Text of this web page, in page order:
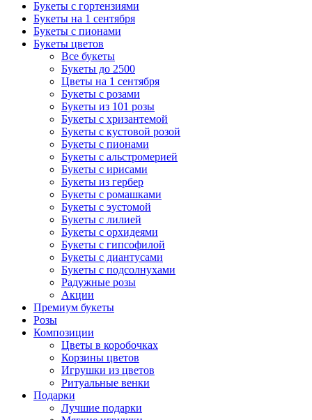
Букеты с гортензиями
Букеты на 1 сентября
Букеты с пионами
Букеты цветов
Все букеты
Букеты до 2500
Цветы на 1 сентября
Букеты с розами
Букеты из 101 розы
Букеты с хризантемой
Букеты с кустовой розой
Букеты с пионами
Букеты с альстромерией
Букеты с ирисами
Букеты из гербер
Букеты с ромашками
Букеты с эустомой
Букеты с лилией
Букеты с орхидеями
Букеты с гипсофилой
Букеты с диантусами
Букеты с подсолнухами
Радужные розы
Акции
Премиум букеты
Розы
Композиции
Цветы в коробочках
Корзины цветов
Игрушки из цветов
Ритуальные венки
Подарки
Лучшие подарки